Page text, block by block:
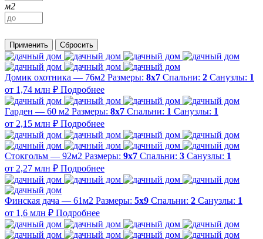
м2
Применить Сбросить
Домик охотника — 76м2 Размеры: 8х7 Спальни: 2 Санузлы: 1
от 1,74 млн ₽ Подробнее
Гарден — 60 м2 Размеры: 8х7 Спальни: 1 Санузлы: 1
от 2,15 млн ₽ Подробнее
Стокгольм — 92м2 Размеры: 9х7 Спальни: 3 Санузлы: 1
от 2,27 млн ₽ Подробнее
Финская дача — 61м2 Размеры: 5х9 Спальни: 2 Санузлы: 1
от 1,6 млн ₽ Подробнее